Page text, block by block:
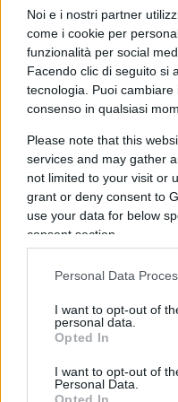
Noi e i nostri partner
come i cookie per
funzionalità per social
Facendo clic di seguito si
tecnologia. Puoi
consenso in qualsiasi
Please note that this
services and may gather
not limited to your visit or
grant or deny consent to
use your data for below
consent section.
Personal Data
I want to opt-out of
personal data.
Opted In
I want to opt-out of
Personal Data.
Opted In
alcun organo terzo
metri di valutazione
macchina che
totalità dei casi non
Nessuno presidia